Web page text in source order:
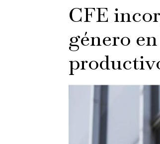
CFE
género